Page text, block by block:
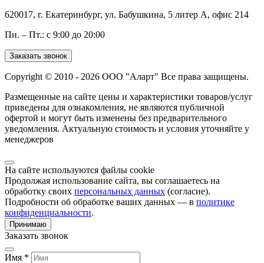
620017, г. Екатеринбург, ул. Бабушкина, 5 литер А, офис 214
Пн. – Пт.: с 9:00 до 20:00
Заказать звонок
Copyright © 2010 - 2026 ООО "Аларт" Все права защищены.
Размещенные на сайте цены и характеристики товаров/услуг
приведены для ознакомления, не являются публичной
офертой и могут быть изменены без предварительного
уведомления. Актуальную стоимость и условия уточняйте у
менеджеров
На сайте используются файлы cookie
Продолжая использование сайта, вы соглашаетесь на
обработку своих персональных данных (согласие).
Подробности об обработке ваших данных — в политике
конфиденциальности.
Принимаю
Заказать звонок
Имя *